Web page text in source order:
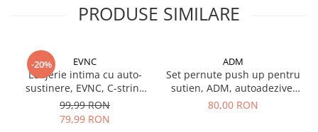
PRODUSE SIMILARE
-20% EVNC
Lenjerie intima cu auto-
sustinere, EVNC, C-string
Invisible, fara laterale
99,99 RON
79,99 RON
ADM
Set pernute push up pentru
sutien, ADM, autoadezive,
11x8 cm, nude
80,00 RON